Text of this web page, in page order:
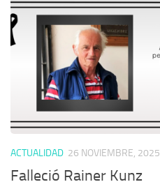
ACTUALIDAD 26 NOVIEMBRE, 2025
Falleció Rainer Kunz